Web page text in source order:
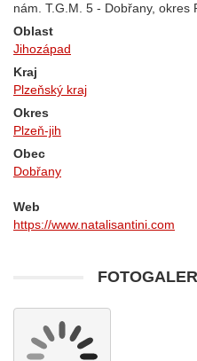
nám. T.G.M. 5 - Dobřany, okres
Oblast
Jihozápad
Kraj
Plzeňský kraj
Okres
Plzeň-jih
Obec
Dobřany
Web
https://www.natalisantini.com